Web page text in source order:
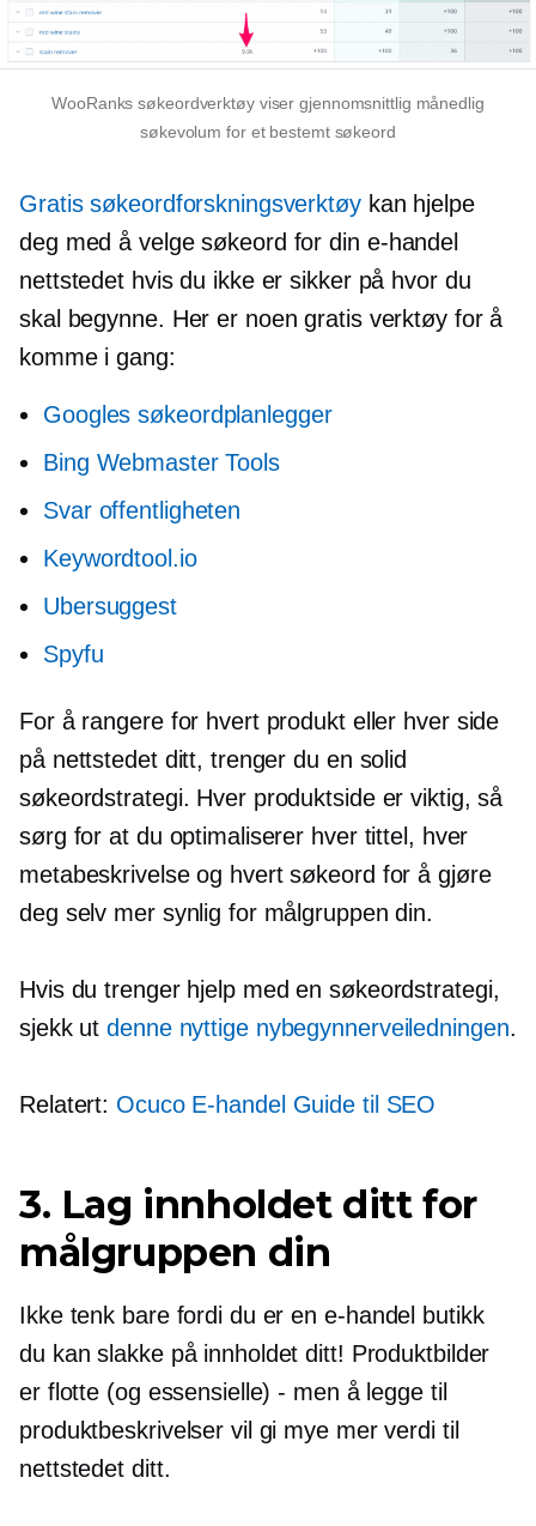
WooRanks søkeordverktøy viser gjennomsnittlig månedlig
søkevolum for et bestemt søkeord
Gratis søkeordforskningsverktøykan hjelpe
deg med å velge søkeord for din e-handel
nettstedet hvis du ikke er sikker på hvor du
skal begynne. Her er noen gratis verktøy for å
komme i gang:
Googles søkeordplanlegger
Bing Webmaster Tools
Svar offentligheten
Keywordtool.io
Ubersuggest
Spyfu
For å rangere for hvert produkt eller hver side
på nettstedet ditt, trenger du en solid
søkeordstrategi. Hver produktside er viktig, så
sørg for at du optimaliserer hver tittel, hver
metabeskrivelse og hvert søkeord for å gjøre
deg selv mer synlig for målgruppen din.
Hvis du trenger hjelp med en søkeordstrategi,
sjekk utdenne nyttige nybegynnerveiledningen.
Relatert: Ocuco E-handel Guide til SEO
3. Lag innholdet ditt for
målgruppen din
Ikke tenk bare fordi du er en e-handel butikk
du kan slakke på innholdet ditt! Produktbilder
er flotte (og essensielle) - men å legge til
produktbeskrivelser vil gi mye mer verdi til
nettstedet ditt.